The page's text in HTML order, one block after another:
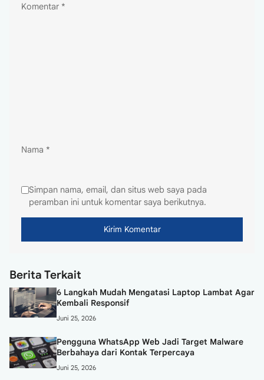
Komentar *
Nama *
Simpan nama, email, dan situs web saya pada
peramban ini untuk komentar saya berikutnya.
Berita Terkait
6 Langkah Mudah Mengatasi Laptop Lambat Agar
Kembali Responsif
Juni 25, 2026
Pengguna WhatsApp Web Jadi Target Malware
Berbahaya dari Kontak Terpercaya
Juni 25, 2026